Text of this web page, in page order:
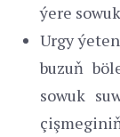
ýere
Urgy
buzuň
sowuk